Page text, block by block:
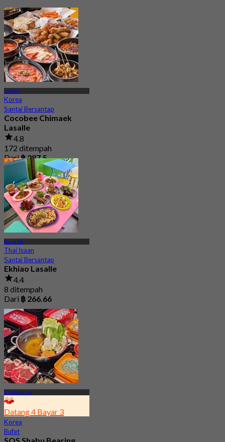
Lasalle
Korea
Santai Bersantap
Cocobee Chimaek
Lasalle
4.8
172 ditempah
Dari฿ 287.5
Bang Na
Thai Isaan
Santai Bersantap
Ekhiao Lasalle
4.4
8 ditempah
Dari ฿ 266.66
BTS Bearing
Datang 4 Bayar 3
Korea
Bufet